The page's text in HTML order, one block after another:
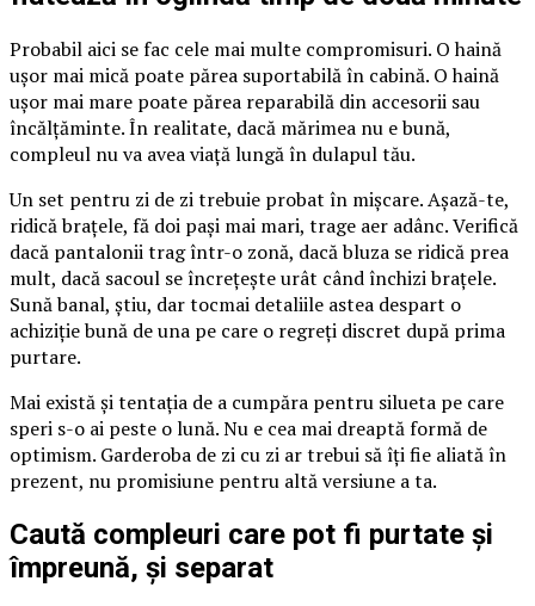
Probabil aici se fac cele mai multe compromisuri. O haină
ușor mai mică poate părea suportabilă în cabină. O haină
ușor mai mare poate părea reparabilă din accesorii sau
încălțăminte. În realitate, dacă mărimea nu e bună,
compleul nu va avea viață lungă în dulapul tău.
Un set pentru zi de zi trebuie probat în mișcare. Așază-te,
ridică brațele, fă doi pași mai mari, trage aer adânc. Verifică
dacă pantalonii trag într-o zonă, dacă bluza se ridică prea
mult, dacă sacoul se încrețește urât când închizi brațele.
Sună banal, știu, dar tocmai detaliile astea despart o
achiziție bună de una pe care o regreți discret după prima
purtare.
Mai există și tentația de a cumpăra pentru silueta pe care
speri s-o ai peste o lună. Nu e cea mai dreaptă formă de
optimism. Garderoba de zi cu zi ar trebui să îți fie aliată în
prezent, nu promisiune pentru altă versiune a ta.
Caută compleuri care pot fi purtate și
împreună, și separat